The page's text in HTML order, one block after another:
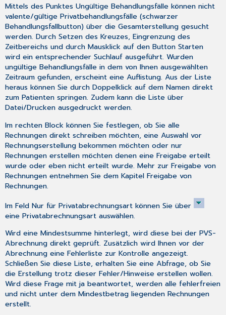
Mittels des PunktesUngültige Behandlungsfälle können nicht
valente/gültige Privatbehandlungsfälle (schwarzer
Behandlungsfallbutton) über dieGesamterstellung gesucht
werden. Durch Setzen des Kreuzes, Eingrenzung des
Zeitbereichs und durch Mausklick auf den ButtonStarten
wird ein entsprechender Suchlauf ausgeführt. Wurden
ungültige Behandlungsfälle in dem von Ihnen ausgewählten
Zeitraum gefunden, erscheint eine Auflistung. Aus der Liste
heraus können Sie durch Doppelklick auf dem Namen direkt
zum Patienten springen. Zudem kann die Liste über
Datei/Drucken ausgedruckt werden.
Im rechten Block können Sie festlegen, ob Sie alle
Rechnungen direkt schreiben möchten, eine Auswahl vor
Rechnungserstellung bekommen möchten oder nur
Rechnungen erstellen möchten denen eine Freigabe erteilt
wurde oder eben nicht erteilt wurde. Mehr zur Freigabe von
Rechnungen entnehmen Sie dem KapitelFreigabe von
Rechnungen.
Im FeldNur für Privatabrechnungsart können Sie über
eine Privatabrechnungsart auswählen.
Wird eine Mindestsumme hinterlegt, wird diese bei der PVS-
Abrechnung direkt geprüft. Zusätzlich wird Ihnen vor der
Abrechnung eine Fehlerliste zur Kontrolle angezeigt.
Schließen Sie diese Liste, erhalten Sie eine Abfrage, ob Sie
die Erstellung trotz dieser Fehler/Hinweise erstellen wollen.
Wird diese Frage mitja beantwortet, werden alle fehlerfreien
und nicht unter dem Mindestbetrag liegenden Rechnungen
erstellt.